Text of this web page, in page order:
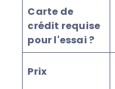
Carte de
crédit requise
pour l'essai ?
Prix